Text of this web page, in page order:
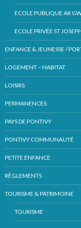
ECOLE PUBLIQUE AR
ECOLE PRIVÉE ST
ENFANCE & JEUNESSE /
LOGEMENT – HABITAT
LOISIRS
PERMANENCES
PAYS DE PONTIVY
PONTIVY COMMUNAUTÉ
PETITE ENFANCE
RÈGLEMENTS
TOURISME & PATRIMOINE
TOURISME